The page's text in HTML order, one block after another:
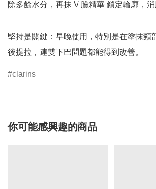
除多餘水分，再抹 V 臉精華 鎖定輪廓，消
堅持是關鍵：早晚使用，特別是在塗抹頸
後提拉，連雙下巴問題都能得到改善。
clarins
你可能感興趣的商品